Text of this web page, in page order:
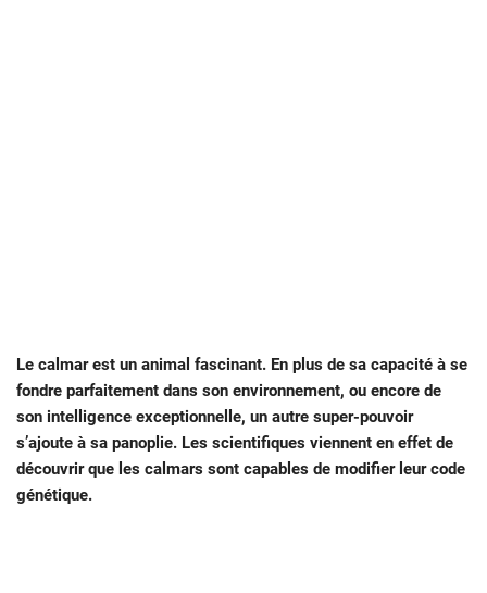
Le calmar est un animal fascinant. En plus de sa capacité à se
fondre parfaitement dans son environnement, ou encore de
son intelligence exceptionnelle, un autre super-pouvoir
s’ajoute à sa panoplie. Les scientifiques viennent en effet de
découvrir que les calmars sont capables de modifier leur code
génétique.